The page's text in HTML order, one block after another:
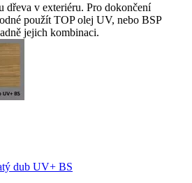
dřeva v exteriéru. Pro dokončení
použít TOP olej UV, nebo BSP
jejich kombinaci.
dub UV+ BS